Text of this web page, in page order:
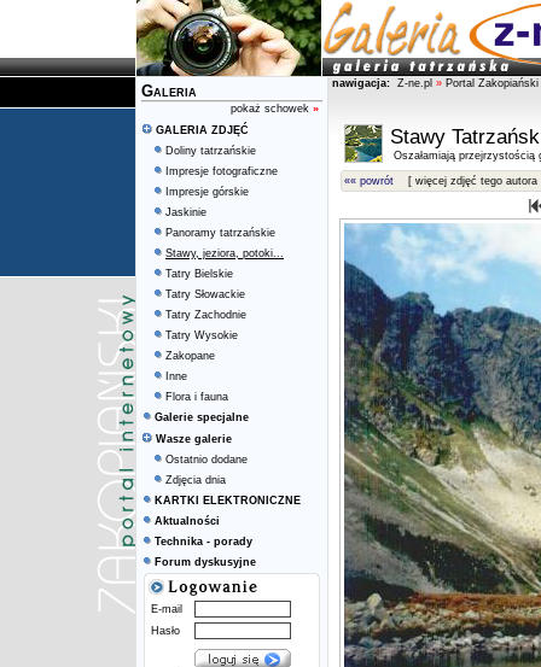
Galeria
pokaż schowek »
GALERIA ZDJĘĆ
Doliny tatrzańskie
Impresje fotograficzne
Impresje górskie
Jaskinie
Panoramy tatrzańskie
Stawy, jeziora, potoki...
Tatry Bielskie
Tatry Słowackie
Tatry Zachodnie
Tatry Wysokie
Zakopane
Inne
Flora i fauna
Galerie specjalne
Wasze galerie
Ostatnio dodane
Zdjęcia dnia
KARTKI ELEKTRONICZNE
Aktualności
Technika - porady
Forum dyskusyjne
E-mail
Hasło
nawigacja: Z-ne.pl » Portal Zakopiański
Stawy
Oszałamiają przejrzystością
«« powrót [ więcej zdjęć tego autora